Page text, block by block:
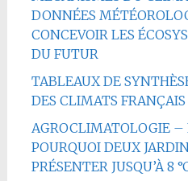
DONNÉES
CONCEVOIR LES
DU FUTUR
TABLEAUX DE
DES CLIMATS FRANÇAIS
AGROCLIMATOLOGIE –
POURQUOI DEUX
PRÉSENTER JUSQU’À 8